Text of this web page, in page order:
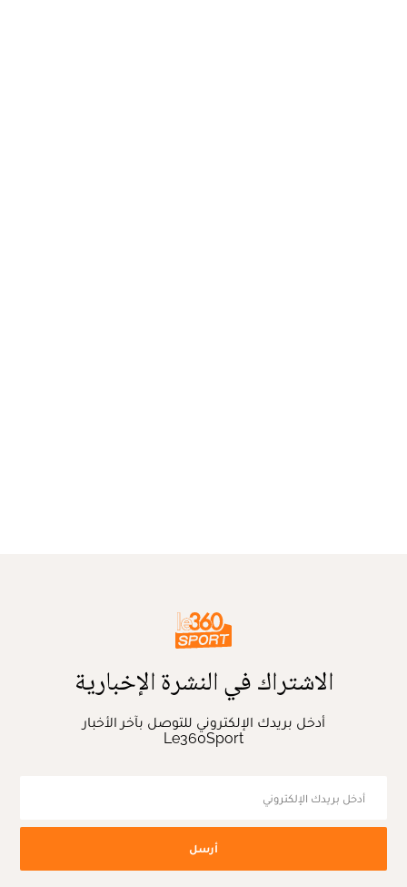
الاشتراك في النشرة الإخبارية
أدخل بريدك الإلكتروني للتوصل بآخر الأخبار
Le360Sport
أرسل